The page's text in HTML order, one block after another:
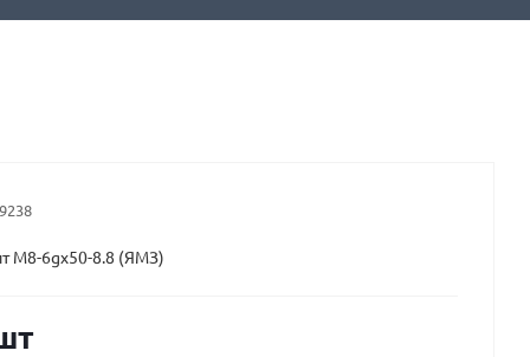
М8-6gx50-8.8 (ЯМЗ)